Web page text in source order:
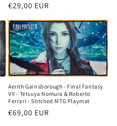
Prezzo
di
listino
€29,00 EUR
Aerith Gainsborough - Final Fantasy
VII - Tetsuya Nomura & Roberto
Ferrari - Stitched MTG Playmat
Prezzo
€69,00 EUR